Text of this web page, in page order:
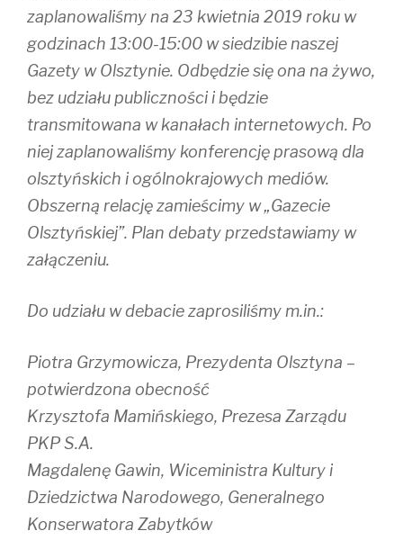
zaplanowaliśmy na 23 kwietnia 2019 roku w
godzinach 13:00-15:00 w siedzibie naszej
Gazety w Olsztynie. Odbędzie się ona na żywo,
bez udziału publiczności i będzie
transmitowana w kanałach internetowych. Po
niej zaplanowaliśmy konferencję prasową dla
olsztyńskich i ogólnokrajowych mediów.
Obszerną relację zamieścimy w „Gazecie
Olsztyńskiej”. Plan debaty przedstawiamy w
załączeniu.
Do udziału w debacie zaprosiliśmy m.in.:
Piotra Grzymowicza, Prezydenta Olsztyna –
potwierdzona obecność
Krzysztofa Mamińskiego, Prezesa Zarządu
PKP S.A.
Magdalenę Gawin, Wiceministra Kultury i
Dziedzictwa Narodowego, Generalnego
Konserwatora Zabytków